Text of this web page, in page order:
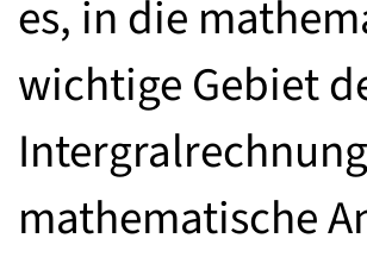
es, in die
wichtige Gebiet
mathematische